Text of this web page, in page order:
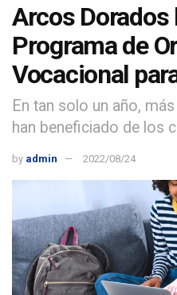
Arcos Dorados
Programa de
Vocacional
En tan solo un año,
han beneficiado de los
by admin 2022/08/24